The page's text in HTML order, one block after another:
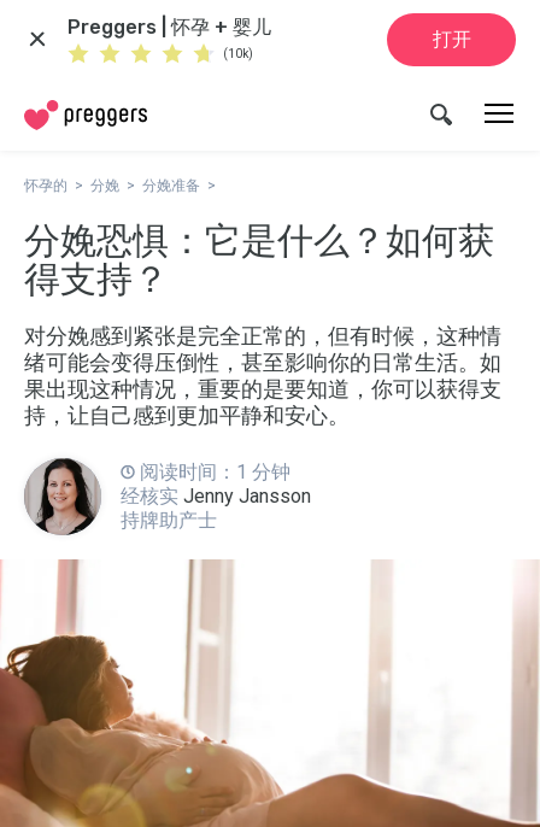
Preggers | 怀孕 + 婴儿
(10k)
打开
怀孕的 分娩 分娩准备
分娩恐惧：它是什么？如何获
得支持？
对分娩感到紧张是完全正常的，但有时候，这种情
绪可能会变得压倒性，甚至影响你的日常生活。如
果出现这种情况，重要的是要知道，你可以获得支
持，让自己感到更加平静和安心。
阅读时间：1 分钟
经核实 Jenny Jansson
持牌助产士